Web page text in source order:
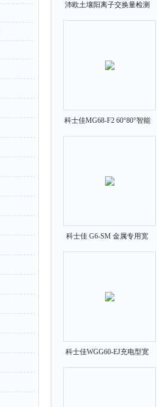
沛欧土壤阳离子交换量检测
仪SKD-300
科士佳MG68-F2 60°80°智能
两角度测光仪
科士佳 G6-SM 金属专用宽
量程光泽度计
科士佳WGG60-EJ充电型宽
量程金属光泽度计